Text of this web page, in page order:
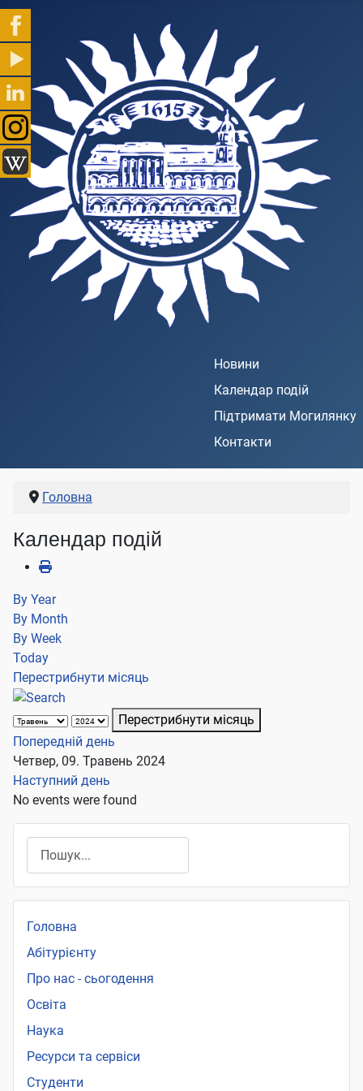
Новини
Календар подій
Підтримати Могилянку
Контакти
Головна
Календар подій
By Year
By Month
By Week
Today
Перестрибнути місяць
Перестрибнути місяць
Попередній день
Четвер, 09. Травень 2024
Наступний день
No events were found
Головна
Абітурієнту
Про нас - сьогодення
Освіта
Наука
Ресурси та сервіси
Студенти